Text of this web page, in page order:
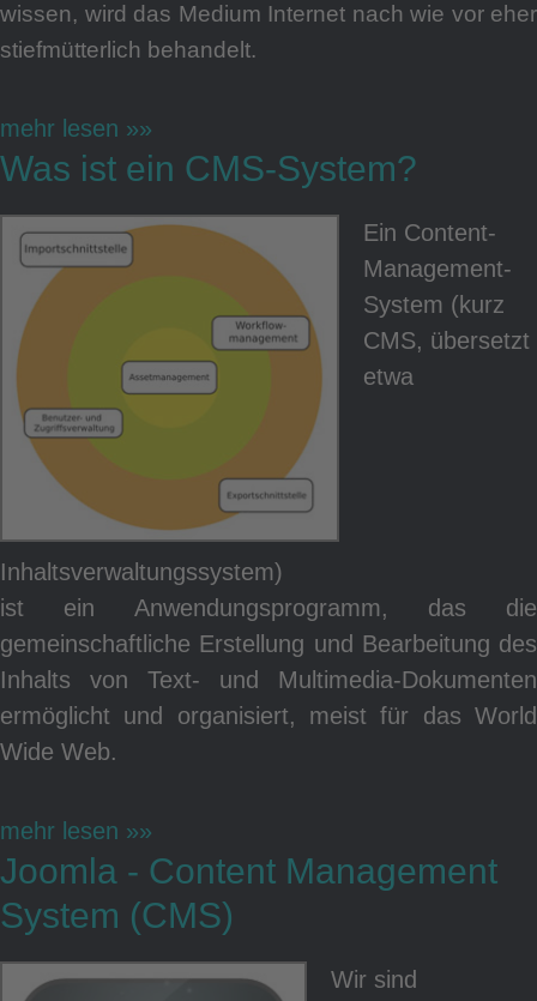
wissen, wird das Medium Internet nach wie vor eher
stiefmütterlich behandelt.
mehr lesen »»
Was ist ein CMS-System?
Ein Content-
Management-
System (kurz
CMS, übersetzt
etwa
Inhaltsverwaltungssystem)
ist ein Anwendungsprogramm, das die
gemeinschaftliche Erstellung und Bearbeitung des
Inhalts von Text- und Multimedia-Dokumenten
ermöglicht und organisiert, meist für das World
Wide Web.
mehr lesen »»
Joomla - Content Management
System (CMS)
Wir sind